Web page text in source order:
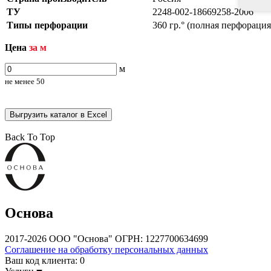
ТУ
2248-002-18669258-2006
Типы перфорации
360 гр.° (полная
Цена за м
м
не менее 50
Выгрузить каталог в Excel
Back To Top
Основа
2017-2026 ООО "Основа" ОГРН: 1227700634699
Соглашение на обработку персональных данных
Ваш код клиента: 0